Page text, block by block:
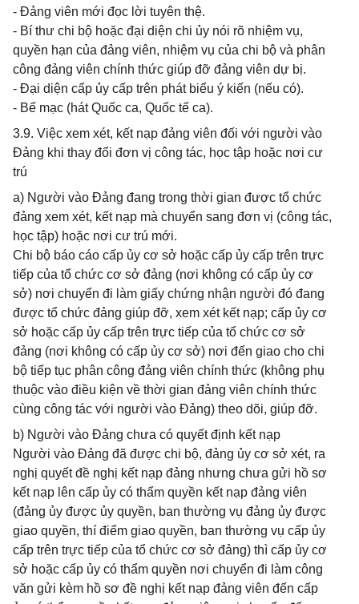
- Đảng viên mới đọc lời tuyên thệ.
- Bí thư chi bộ hoặc đại diện chi ủy nói rõ nhiệm vụ,
quyền hạn của đảng viên, nhiệm vụ của chi bộ và phân
công đảng viên chính thức giúp đỡ đảng viên dự bị.
- Đại diện cấp ủy cấp trên phát biểu ý kiến (nếu có).
- Bế mạc (hát Quốc ca, Quốc tế ca).
3.9. Việc xem xét, kết nạp đảng viên đối với người vào
Đảng khi thay đổi đơn vị công tác, học tập hoặc nơi cư
trú
a) Người vào Đảng đang trong thời gian được tổ chức
đảng xem xét, kết nạp mà chuyển sang đơn vị (công tác,
học tập) hoặc nơi cư trú mới.
Chi bộ báo cáo cấp ủy cơ sở hoặc cấp ủy cấp trên trực
tiếp của tổ chức cơ sở đảng (nơi không có cấp ủy cơ
sở) nơi chuyển đi làm giấy chứng nhận người đó đang
được tổ chức đảng giúp đỡ, xem xét kết nạp; cấp ủy cơ
sở hoặc cấp ủy cấp trên trực tiếp của tổ chức cơ sở
đảng (nơi không có cấp ủy cơ sở) nơi đến giao cho chi
bộ tiếp tục phân công đảng viên chính thức (không phụ
thuộc vào điều kiện về thời gian đảng viên chính thức
cùng công tác với người vào Đảng) theo dõi, giúp đỡ.
b) Người vào Đảng chưa có quyết định kết nạp
Người vào Đảng đã được chi bộ, đảng ủy cơ sở xét, ra
nghị quyết đề nghị kết nạp đảng nhưng chưa gửi hồ sơ
kết nạp lên cấp ủy có thẩm quyền kết nạp đảng viên
(đảng ủy được ủy quyền, ban thường vụ đảng ủy được
giao quyền, thí điểm giao quyền, ban thường vụ cấp ủy
cấp trên trực tiếp của tổ chức cơ sở đảng) thì cấp ủy cơ
sở hoặc cấp ủy có thẩm quyền nơi chuyển đi làm công
văn gửi kèm hồ sơ đề nghị kết nạp đảng viên đến cấp